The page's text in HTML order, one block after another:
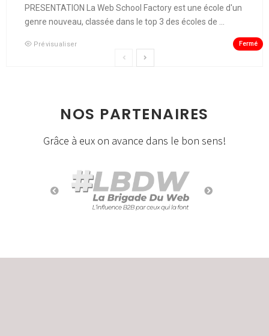
PRESENTATION La Web School Factory est une école d'un
genre nouveau, classée dans le top 3 des écoles de ...
Prévisualiser Fermé
NOS PARTENAIRES
Grâce à eux on avance dans le bon sens!